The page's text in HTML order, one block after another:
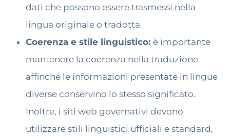
dati che possono essere trasmessi nella
lingua originale o tradotta.
Coerenza e stile linguistico: è importante
mantenere la coerenza nella traduzione
affinché le informazioni presentate in lingue
diverse conservino lo stesso significato.
Inoltre, i siti web governativi devono
utilizzare stili linguistici ufficiali e standard,